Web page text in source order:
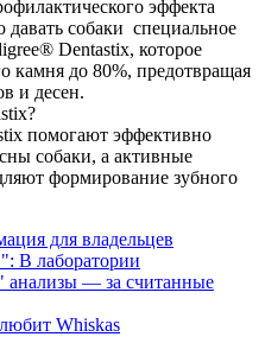
эффекта
давать собаки специальное
Dentastix, которое
камня до 80%, предотвращая
и десен.
помогают эффективно
собаки, а активные
формирование зубного
для владельцев
В лаборатории
анализы — за считанные
Whiskas